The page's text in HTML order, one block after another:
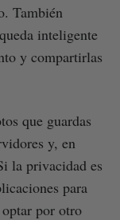
También
inteligente
y compartirlas
que guardas
y, en
la privacidad es
para
por otro